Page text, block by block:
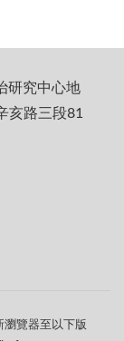
研究中心地
亥路三段81
瀏覽器至以下版